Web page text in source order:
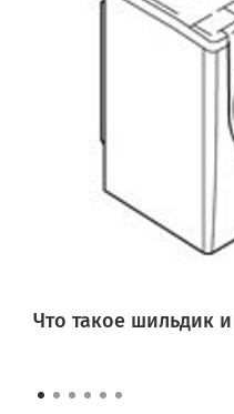
Что такое шильдик и